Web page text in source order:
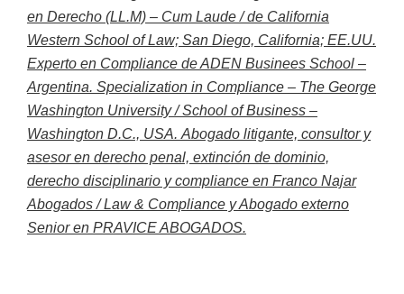
en Derecho (LL.M) – Cum Laude / de California
Western School of Law; San Diego, California; EE.UU.
Experto en Compliance de ADEN Businees School –
Argentina. Specialization in Compliance – The George
Washington University / School of Business –
Washington D.C., USA. Abogado litigante, consultor y
asesor en derecho penal, extinción de dominio,
derecho disciplinario y compliance en Franco Najar
Abogados / Law & Compliance y Abogado externo
Senior en PRAVICE ABOGADOS.